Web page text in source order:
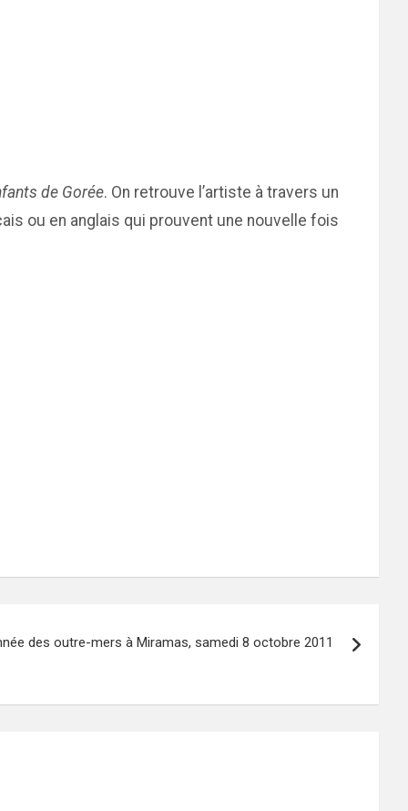
de Gorée. On retrouve l’artiste à travers un
ou en anglais qui prouvent une nouvelle fois
des outre-mers à Miramas, samedi 8 octobre 2011